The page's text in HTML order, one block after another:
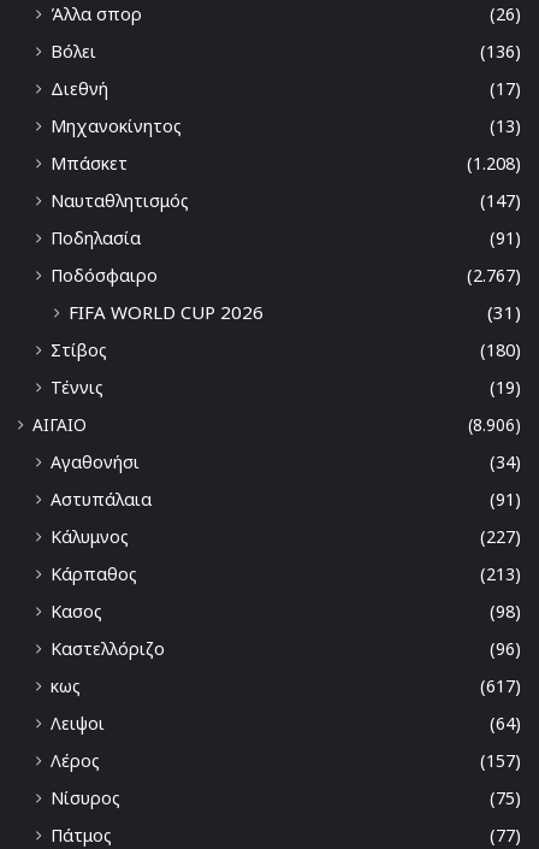
Άλλα σπορ
(26)
Βόλει
(136)
Διεθνή
(17)
Μηχανοκίνητος
(13)
Μπάσκετ
(1.208)
Ναυταθλητισμός
(147)
Ποδηλασία
(91)
Ποδόσφαιρο
(2.767)
FIFA WORLD CUP 2026 (31)
Στίβος
(180)
Τέννις
(19)
ΑΙΓΑΙΟ
(8.906)
Αγαθονήσι
(34)
Αστυπάλαια
(91)
Κάλυμνος
(227)
Κάρπαθος
(213)
Κασος
(98)
Καστελλόριζο
(96)
κως
(617)
Λειψοι
(64)
Λέρος
(157)
Νίσυρος
(75)
Πάτμος
(77)